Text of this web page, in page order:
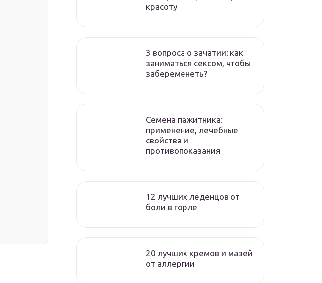
красоту
3 вопроса о зачатии: как
заниматься сексом, чтобы
забеременеть?
Семена пажитника:
применение, лечебные
свойства и
противопоказания
12 лучших леденцов от
боли в горле
20 лучших кремов и мазей
от аллергии